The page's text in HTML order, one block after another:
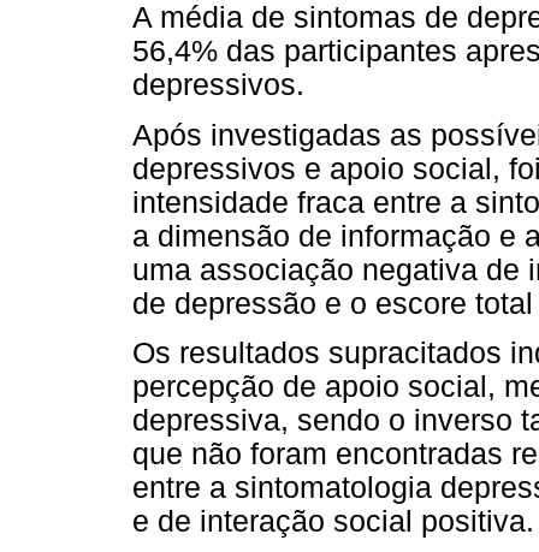
A média de sintomas de
56,4% das participantes
depressivos.
Após investigadas as
depressivos e apoio social,
intensidade fraca entre a
a dimensão de informação e
uma associação negativa de
de depressão e o escore
Os resultados supracitados
percepção de apoio social,
depressiva, sendo o inverso
que não foram encontradas
entre a sintomatologia
e de interação social positiva.